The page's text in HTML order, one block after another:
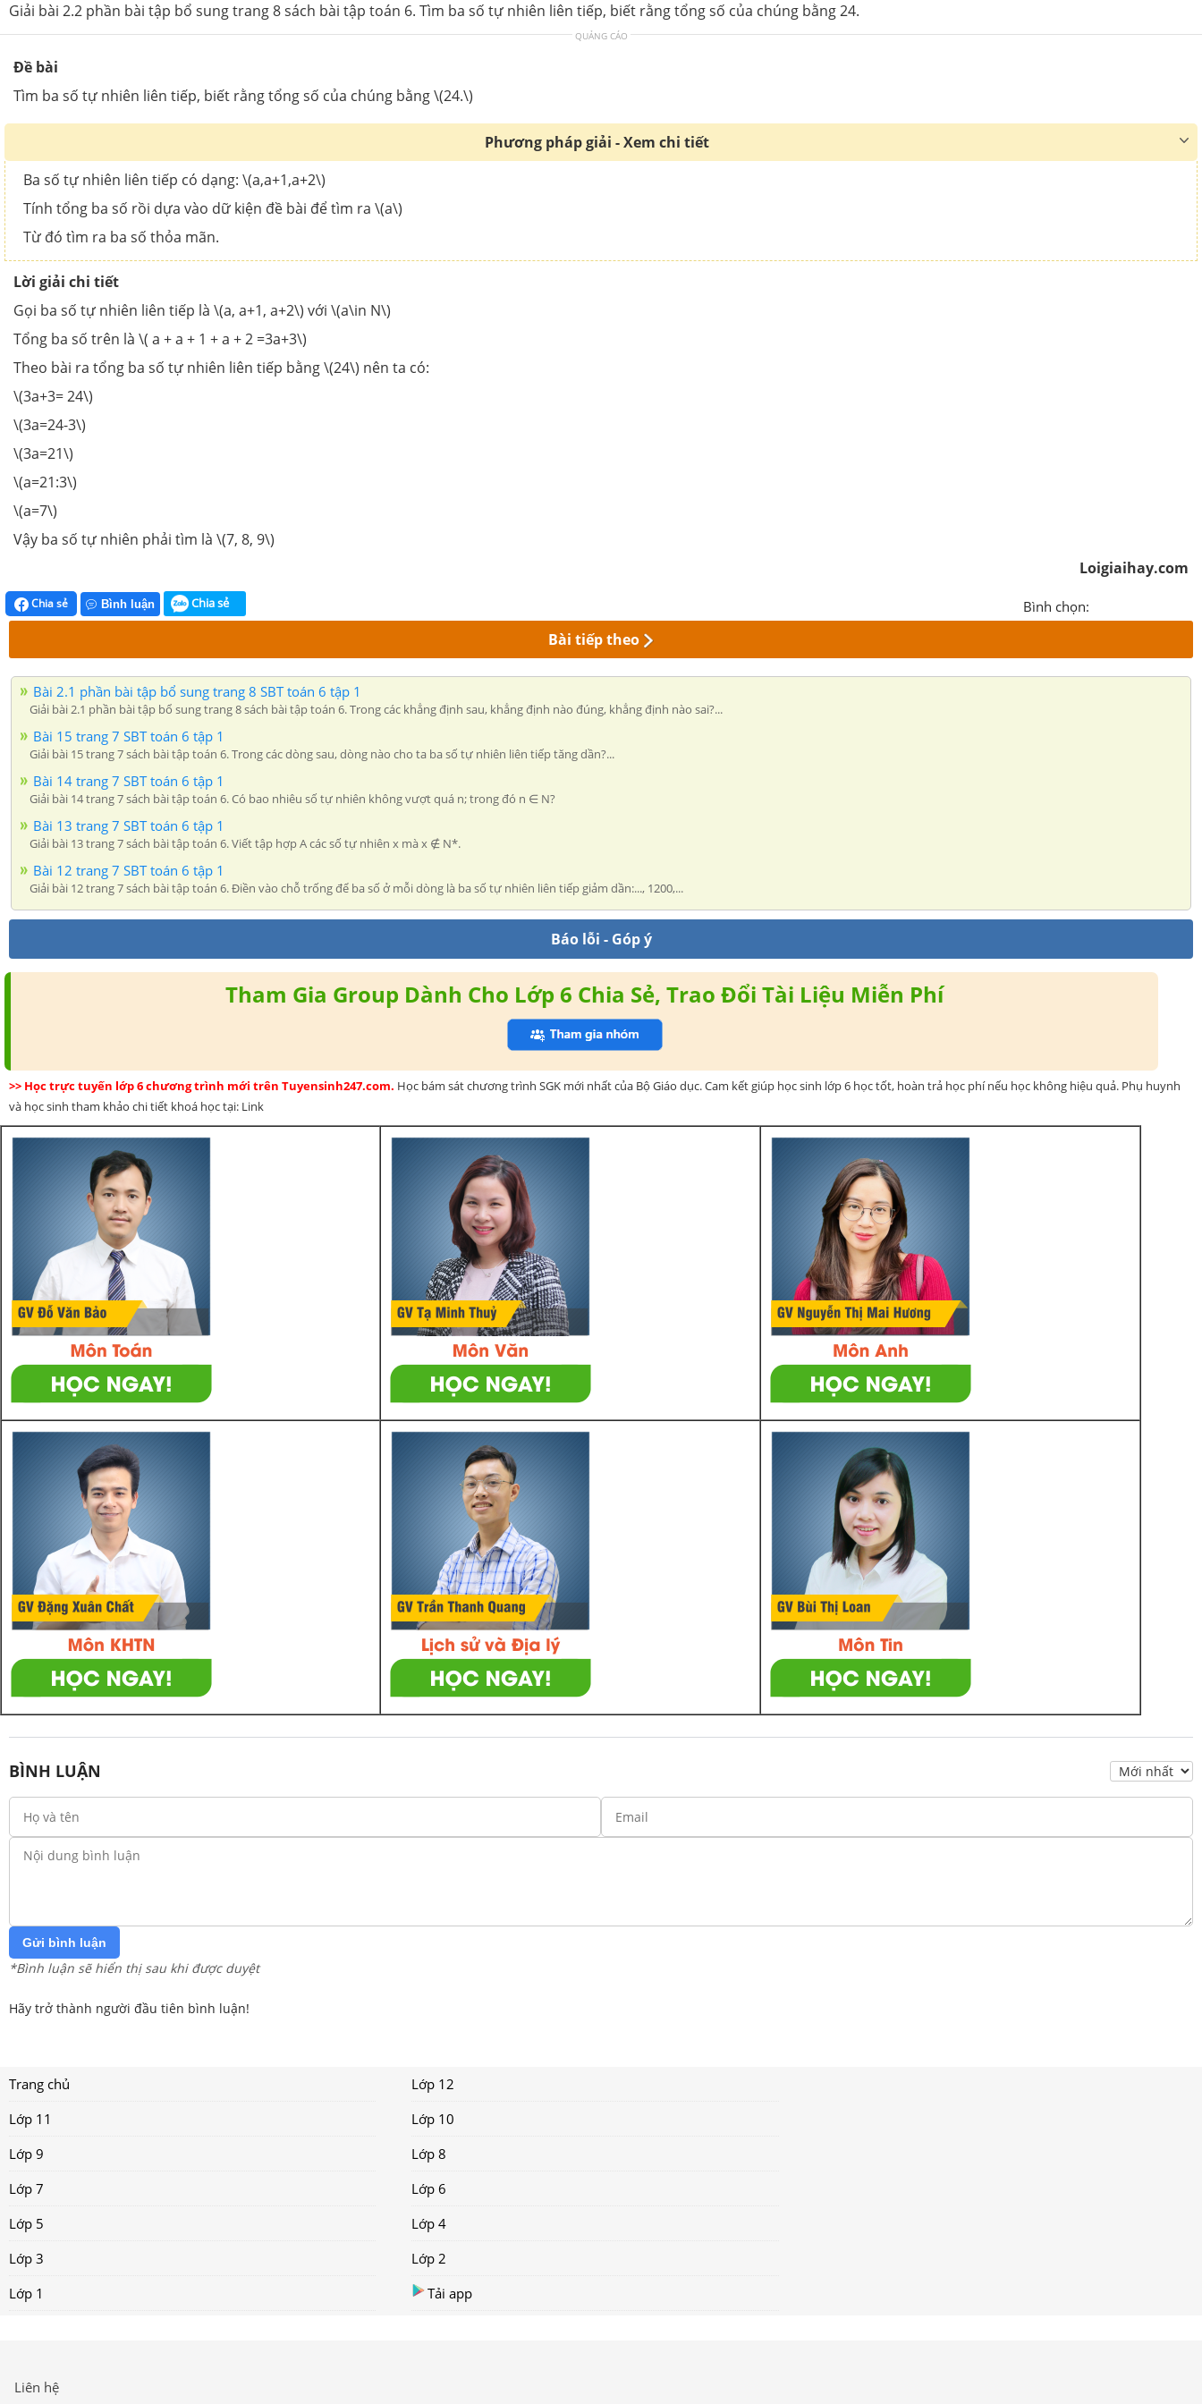
Giải bài 2.2 phần bài tập bổ sung trang 8 sách bài tập toán 6. Tìm ba số tự nhiên liên tiếp, biết rằng tổng số của chúng bằng 24.
QUẢNG CÁO
Đề bài
Tìm ba số tự nhiên liên tiếp, biết rằng tổng số của chúng bằng \(24.\)
Phương pháp giải - Xem chi tiết
Ba số tự nhiên liên tiếp có dạng: \(a,a+1,a+2\)
Tính tổng ba số rồi dựa vào dữ kiện đề bài để tìm ra \(a\)
Từ đó tìm ra ba số thỏa mãn.
Lời giải chi tiết
Gọi ba số tự nhiên liên tiếp là \(a, a+1, a+2\) với \(a\in N\)
Tổng ba số trên là \( a + a + 1 + a + 2 =3a+3\)
Theo bài ra tổng ba số tự nhiên liên tiếp bằng \(24\) nên ta có:
\(3a+3= 24\)
\(3a=24-3\)
\(3a=21\)
\(a=21:3\)
\(a=7\)
Vậy ba số tự nhiên phải tìm là \(7, 8, 9\)
Loigiaihay.com
Chia sẻ Bình luận Chia sẻ Bình chọn:
Bài tiếp theo
Bài 2.1 phần bài tập bổ sung trang 8 SBT toán 6 tập 1
Giải bài 2.1 phần bài tập bổ sung trang 8 sách bài tập toán 6. Trong các khẳng định sau, khẳng định nào đúng, khẳng định nào sai?...
Bài 15 trang 7 SBT toán 6 tập 1
Giải bài 15 trang 7 sách bài tập toán 6. Trong các dòng sau, dòng nào cho ta ba số tự nhiên liên tiếp tăng dần?...
Bài 14 trang 7 SBT toán 6 tập 1
Giải bài 14 trang 7 sách bài tập toán 6. Có bao nhiêu số tự nhiên không vượt quá n; trong đó n ∈ N?
Bài 13 trang 7 SBT toán 6 tập 1
Giải bài 13 trang 7 sách bài tập toán 6. Viết tập hợp A các số tự nhiên x mà x ∉ N*.
Bài 12 trang 7 SBT toán 6 tập 1
Giải bài 12 trang 7 sách bài tập toán 6. Điền vào chỗ trống để ba số ở mỗi dòng là ba số tự nhiên liên tiếp giảm dần:..., 1200,...
Báo lỗi - Góp ý
Tham Gia Group Dành Cho Lớp 6 Chia Sẻ, Trao Đổi Tài Liệu Miễn Phí
>> Học trực tuyến lớp 6 chương trình mới trên Tuyensinh247.com. Học bám sát chương trình SGK mới nhất của Bộ Giáo dục. Cam kết giúp học sinh lớp 6 học tốt, hoàn trả học phí nếu học không hiệu quả. Phụ huynh
và học sinh tham khảo chi tiết khoá học tại: Link
BÌNH LUẬN
Gửi bình luận
*Bình luận sẽ hiển thị sau khi được duyệt
Hãy trở thành người đầu tiên bình luận!
Trang chủ
Lớp 12
Lớp 11
Lớp 10
Lớp 9
Lớp 8
Lớp 7
Lớp 6
Lớp 5
Lớp 4
Lớp 3
Lớp 2
Lớp 1
Tải app
Liên hệ